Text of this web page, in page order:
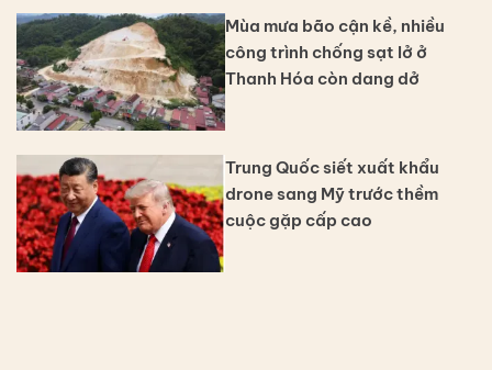
Mùa mưa bão cận kề, nhiều
công trình chống sạt lở ở
Thanh Hóa còn dang dở
Trung Quốc siết xuất khẩu
drone sang Mỹ trước thềm
cuộc gặp cấp cao